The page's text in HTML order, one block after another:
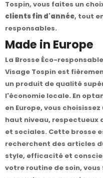
Tospin, vous faites un
clients fin d'année, tout
responsables.
Made in Europe
La Brosse Éco-
Visage Tospin est
un produit de qualité
l'économie locale. En
en Europe, vous
haut niveau, respectueux
et sociales. Cette brosse
recherchent des articles
style, efficacité et
votre routine de soin,